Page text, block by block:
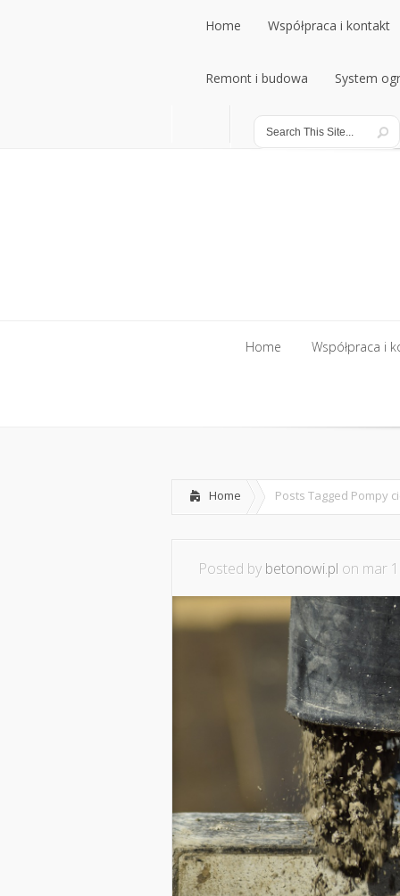
Home
Home
Współpraca i kontakt
Współpraca i kontakt
Remont i budowa
Remont i budowa
System
System
Home Współpraca i
Home Posts Tagged Pompy
Posted by betonowi.pl on mar